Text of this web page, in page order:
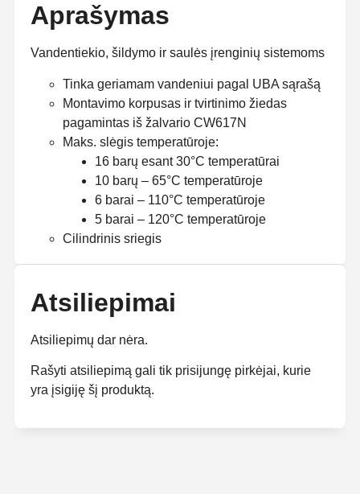
Aprašymas
Vandentiekio, šildymo ir saulės įrenginių sistemoms
Tinka geriamam vandeniui pagal UBA sąrašą
Montavimo korpusas ir tvirtinimo žiedas
pagamintas iš žalvario CW617N
Maks. slėgis temperatūroje:
16 barų esant 30°C temperatūrai
10 barų – 65°C temperatūroje
6 barai – 110°C temperatūroje
5 barai – 120°C temperatūroje
Cilindrinis sriegis
Atsiliepimai
Atsiliepimų dar nėra.
Rašyti atsiliepimą gali tik prisijungę pirkėjai, kurie
yra įsigiję šį produktą.